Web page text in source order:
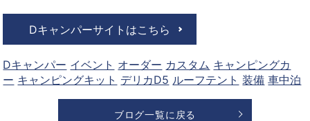
Dキャンパーサイトはこちら
Dキャンパー イベント オーダー カスタム キャンピングカ
ー キャンピングキット デリカD5 ルーフテント 装備 車中泊
ブログ一覧に戻る